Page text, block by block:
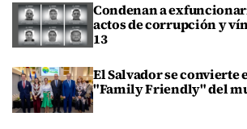
Condenan a
actos de corrupción y
13
El Salvador se convierte
"Family Friendly" del